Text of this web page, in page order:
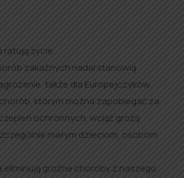
ratują życie.
zakaźnych nadal stanowią
także dla Europejczyków.
którym można zapobiegać za
ochronnych, wciąż grożą
małym dzieciom, osobom
eliminują groźne choroby z naszego